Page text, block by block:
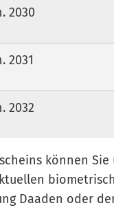
2030
2031
2032
können
Daaden oder